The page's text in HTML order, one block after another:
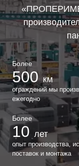
Более
500км
ограждений мы
ежегодно
Более
10 лет
опыт производства,
поставок и монтажа